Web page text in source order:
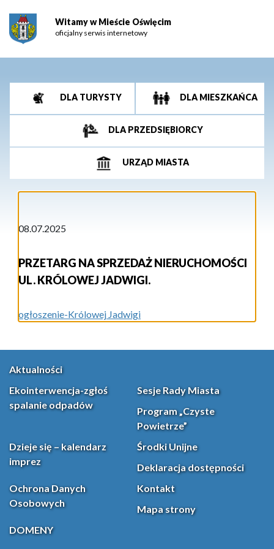
Witamy w Mieście Oświęcim
oficjalny serwis internetowy
DLA TURYSTY DLA MIESZKAŃCA
DLA PRZEDSIĘBIORCY
URZĄD MIASTA
08.07.2025
PRZETARG NA SPRZEDAŻ NIERUCHOMOŚCI
UL. KRÓLOWEJ JADWIGI.
ogłoszenie-Królowej Jadwigi
Aktualności
Ekointerwencja-zgłoś
spalanie odpadów
Sesje Rady Miasta
Program „Czyste
Powietrze”
Dzieje się – kalendarz
imprez
Środki Unijne
Deklaracja dostępności
Ochrona Danych
Osobowych
Kontakt
Mapa strony
DOMENY